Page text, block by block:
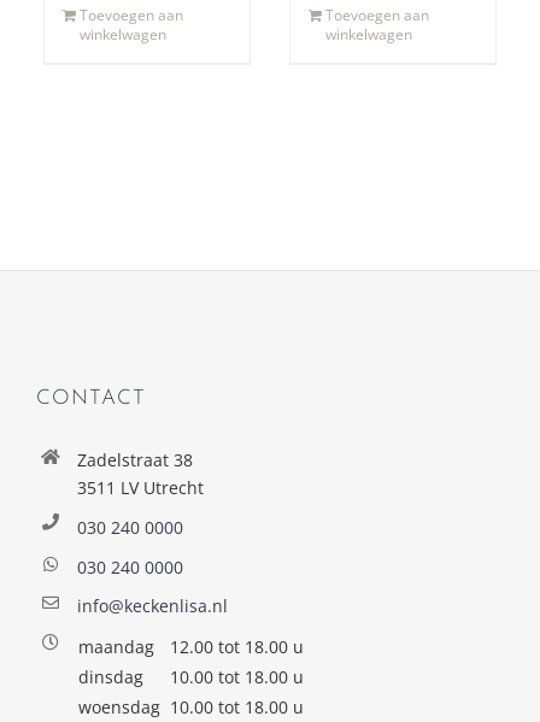
Toevoegen aan
winkelwagen
Toevoegen aan
winkelwagen
CONTACT
Zadelstraat 38
3511 LV Utrecht
030 240 0000
030 240 0000
info@keckenlisa.nl
maandag
12.00 tot 18.00 u
dinsdag
10.00 tot 18.00 u
woensdag 10.00 tot 18.00 u